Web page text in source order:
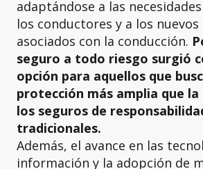
adaptándose a las
los conductores y a los nuevos
asociados con la conducción.
seguro a todo riesgo surgió
opción para aquellos que
protección más amplia que
los seguros de
tradicionales.
Además, el avance en las
información y la adopción de